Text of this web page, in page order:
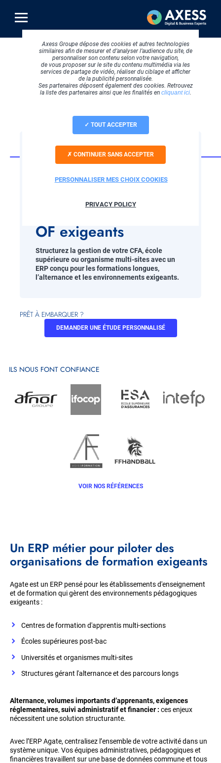
contenu
principal
FORMATION & EDUCATION
Agate : ERP pour
CFA, écoles
supérieures,
OF exigeants
Structurez la gestion de votre CFA, école
supérieure ou organisme multi-sites avec un
ERP conçu pour les formations longues,
l’alternance et les environnements exigeants.
PRÊT À EMBARQUER ?
DEMANDER UNE ÉTUDE PERSONNALISÉ
ILS NOUS FONT CONFIANCE
VOIR NOS RÉFÉRENCES
Un ERP métier pour piloter des
organisations de formation exigeants
Agate est un ERP pensé pour les établissements d'enseignement
et de formation qui gèrent des environnements pédagogiques
exigeants :
Centres de formation d'apprentis multi-sections
Écoles supérieures post-bac
Universités et organismes multi-sites
Structures gérant l'alternance et des parcours longs
Alternance, volumes importants d’apprenants, exigences
réglementaires, suivi administratif et financier : ces enjeux
nécessitent une solution structurante.
Avec l’ERP Agate, centralisez l’ensemble de votre activité dans un
système unique. Vos équipes administratives, pédagogiques et
financières travaillent sur une base de données commune et tous
Axess Groupe dépose des cookies et autres technologies
similaires afin de mesurer et d’analyser l’audience du site, de
personnaliser son contenu selon votre navigation,
de vous proposer sur le site du contenu multimédia via les
services de partage de vidéo, réaliser du ciblage et afficher
de la publicité personnalisée.
Ses partenaires déposent également des cookies. Retrouvez
la liste des partenaires ainsi que les finalités en cliquant ici.
TOUT ACCEPTER
CONTINUER SANS ACCEPTER
PERSONNALISER MES CHOIX COOKIES
PRIVACY POLICY